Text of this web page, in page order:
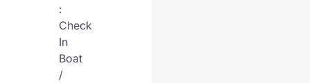
:
Check
In
Boat
/